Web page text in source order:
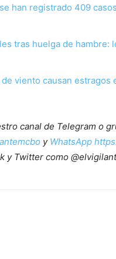
han registrado 409
tras huelga de hambre:
viento causan estragos
canal de Telegram o
y WhatsApp
y Twitter como